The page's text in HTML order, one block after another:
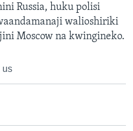
Russia, huku polisi
walioshiriki
Moscow na kwingineko.
us